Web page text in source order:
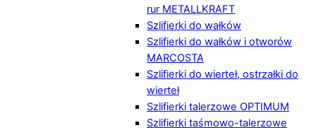
rur METALLKRAFT
Szlifierki do wałków
Szlifierki do wałków i otworów
MARCOSTA
Szlifierki do wierteł, ostrzałki do
wierteł
Szlifierki talerzowe OPTIMUM
Szlifierki taśmowo-talerzowe